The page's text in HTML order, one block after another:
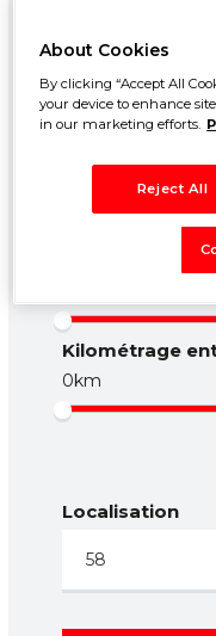
Prix entre:
Kilométrage
0km
Localisation
About Cookies
By clicking “Accept All
your device to enhance
in our marketing efforts.
Reject All